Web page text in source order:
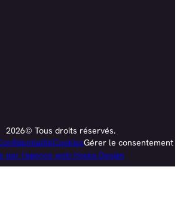
2026© Tous droits réservés.
CookiesGérer le consentement
par l'agence web Hopla Design